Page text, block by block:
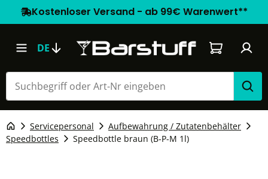
Kostenloser Versand - ab 99€ Warenwert**
DE Warenkorb
Servicepersonal
Aufbewahrung / Zutatenbehälter
Speedbottles
Speedbottle braun (B-P-M 1l)